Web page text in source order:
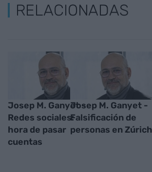
RELACIONADAS
Josep M. Ganyet -
Redes sociales:
hora de pasar
cuentas
Josep M. Ganyet -
Falsificación de
personas en Zúrich